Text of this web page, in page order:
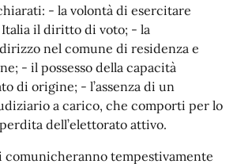
- la volontà di esercitare
il diritto di voto; - la
nel comune di residenza e
- il possesso della capacità
di origine; - l’assenza di un
a carico, che comporti per lo
dell’elettorato attivo.
tempestivamente